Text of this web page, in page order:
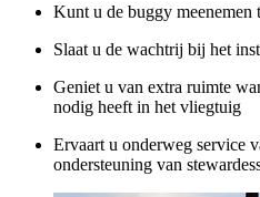
Kunt u de buggy meenemen
Slaat u de wachtrij bij het
Geniet u van extra ruimte
nodig heeft in het vliegtuig
Ervaart u onderweg service
ondersteuning van